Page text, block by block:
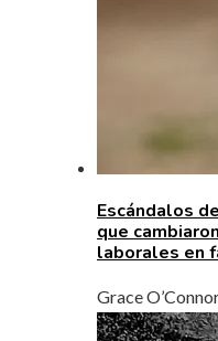
Escándalos
que
laborales en
Grace